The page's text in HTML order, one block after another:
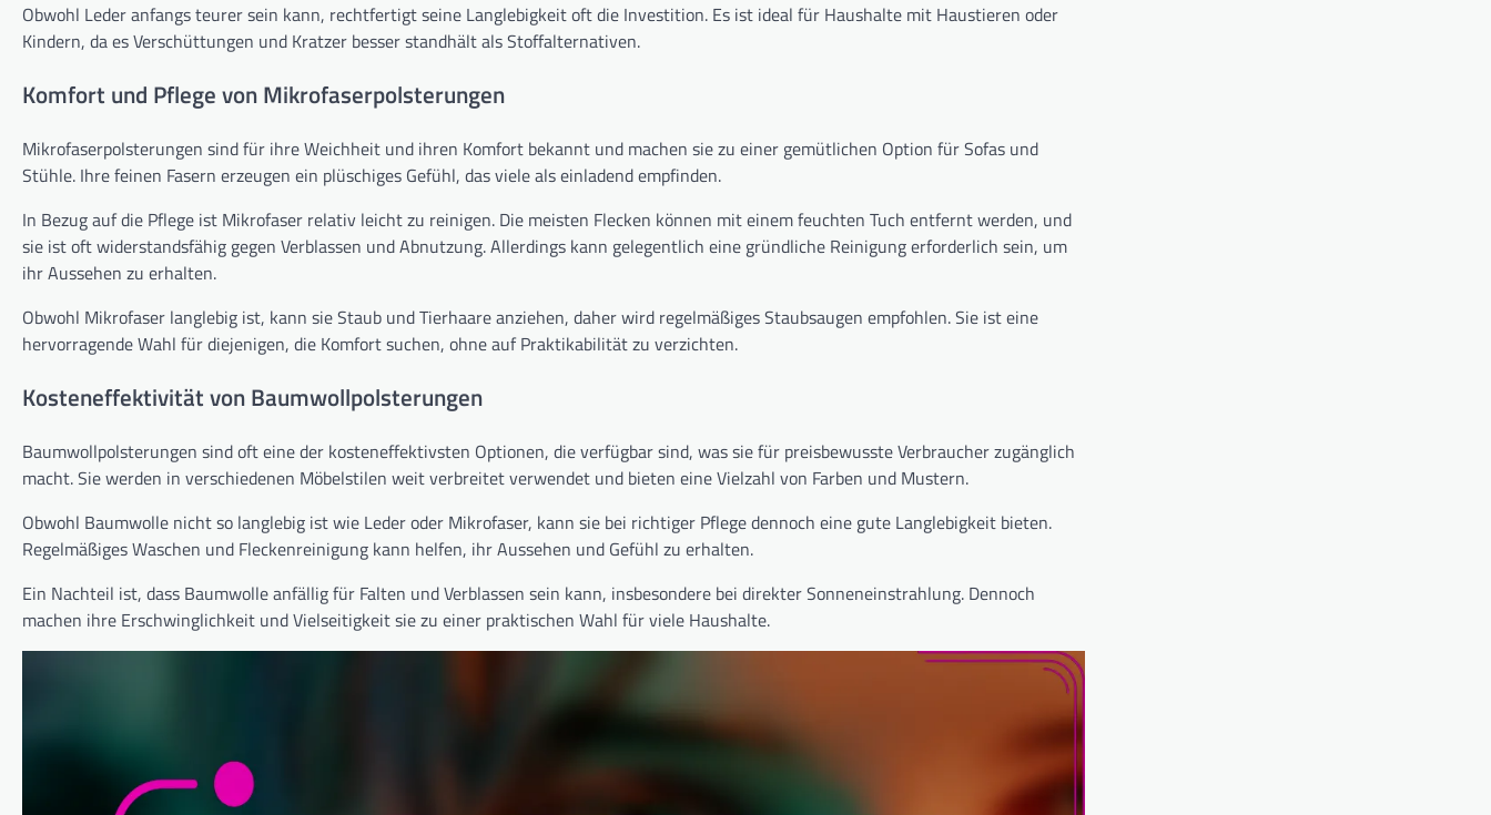
Obwohl Leder anfangs teurer sein kann, rechtfertigt seine Langlebigkeit oft die Investition. Es ist ideal für Haushalte mit Haustieren oder
Kindern, da es Verschüttungen und Kratzer besser standhält als Stoffalternativen.
Komfort und Pflege von Mikrofaserpolsterungen
Mikrofaserpolsterungen sind für ihre Weichheit und ihren Komfort bekannt und machen sie zu einer gemütlichen Option für Sofas und
Stühle. Ihre feinen Fasern erzeugen ein plüschiges Gefühl, das viele als einladend empfinden.
In Bezug auf die Pflege ist Mikrofaser relativ leicht zu reinigen. Die meisten Flecken können mit einem feuchten Tuch entfernt werden, und
sie ist oft widerstandsfähig gegen Verblassen und Abnutzung. Allerdings kann gelegentlich eine gründliche Reinigung erforderlich sein, um
ihr Aussehen zu erhalten.
Obwohl Mikrofaser langlebig ist, kann sie Staub und Tierhaare anziehen, daher wird regelmäßiges Staubsaugen empfohlen. Sie ist eine
hervorragende Wahl für diejenigen, die Komfort suchen, ohne auf Praktikabilität zu verzichten.
Kosteneffektivität von Baumwollpolsterungen
Baumwollpolsterungen sind oft eine der kosteneffektivsten Optionen, die verfügbar sind, was sie für preisbewusste Verbraucher zugänglich
macht. Sie werden in verschiedenen Möbelstilen weit verbreitet verwendet und bieten eine Vielzahl von Farben und Mustern.
Obwohl Baumwolle nicht so langlebig ist wie Leder oder Mikrofaser, kann sie bei richtiger Pflege dennoch eine gute Langlebigkeit bieten.
Regelmäßiges Waschen und Fleckenreinigung kann helfen, ihr Aussehen und Gefühl zu erhalten.
Ein Nachteil ist, dass Baumwolle anfällig für Falten und Verblassen sein kann, insbesondere bei direkter Sonneneinstrahlung. Dennoch
machen ihre Erschwinglichkeit und Vielseitigkeit sie zu einer praktischen Wahl für viele Haushalte.